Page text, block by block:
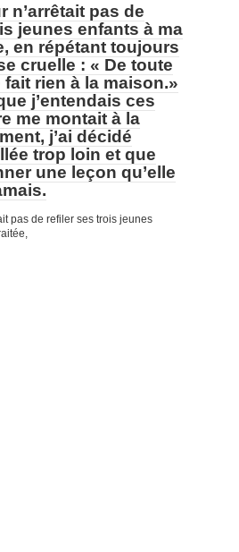
n’arrêtait pas de
jeunes enfants à ma
en répétant toujours
cruelle : « De toute
rien à la maison.»
j’entendais ces
me montait à la
j’ai décidé
trop loin et que
une leçon qu’elle
pas de refiler ses trois jeunes